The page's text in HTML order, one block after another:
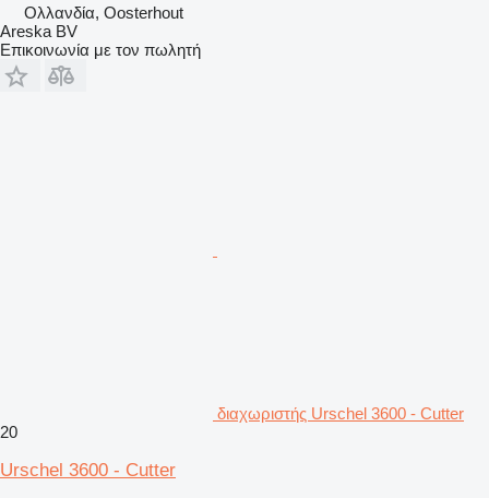
Ολλανδία, Oosterhout
Areska BV
Επικοινωνία με τον πωλητή
διαχωριστής Urschel 3600 - Cutter
20
Urschel 3600 - Cutter